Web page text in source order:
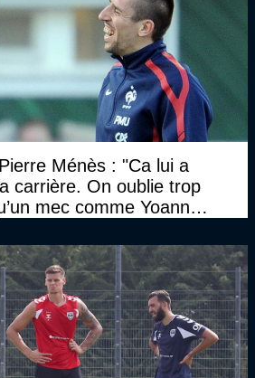
Ménès : "Ca lui a
carrière. On oublie trop
mec comme Yoann